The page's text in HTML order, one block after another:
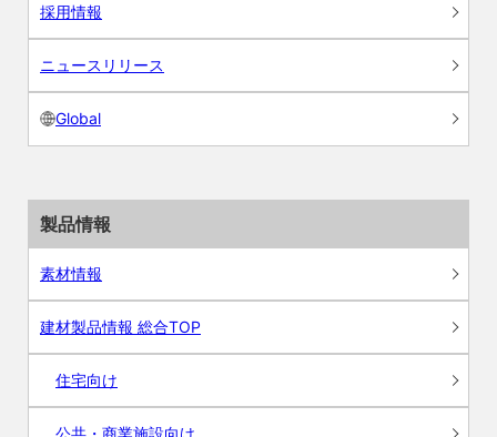
採用情報
ニュースリリース
Global
製品情報
素材情報
建材製品情報 総合TOP
住宅向け
公共・商業施設向け